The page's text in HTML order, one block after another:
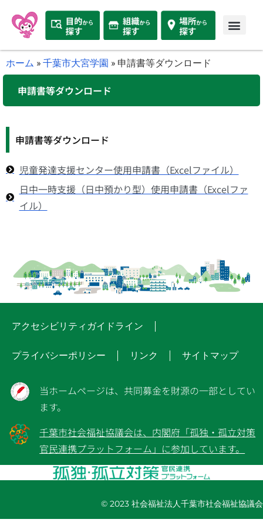
ホーム »千葉市大宮学園 » 申請書等ダウンロード
申請書等ダウンロード
申請書等ダウンロード
児童発達支援センター使用申請書（Excelファイル）
日中一時支援（日中預かり型）使用申請書（Excelファ
イル）
アクセシビリティガイドライン
プライバシーポリシー リンク サイトマップ
当ホームページは、共同募金を財源の一部としてい
ます。
千葉市社会福祉協議会は、内閣府「孤独・孤立対策
官民連携プラットフォーム」に参加しています。
© 2023 社会福祉法人千葉市社会福祉協議会